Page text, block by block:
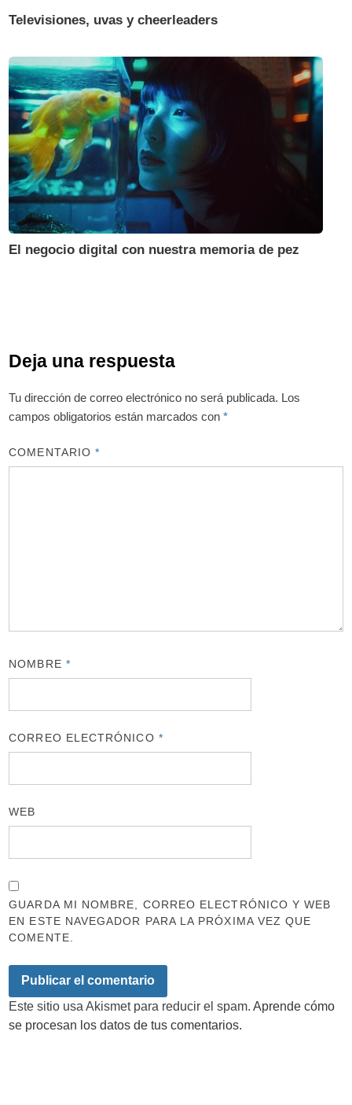
Televisiones, uvas y cheerleaders
El negocio digital con nuestra memoria de pez
Deja una respuesta
Tu dirección de correo electrónico no será publicada. Los
campos obligatorios están marcados con*
COMENTARIO*
NOMBRE *
CORREO ELECTRÓNICO *
WEB
GUARDA MI NOMBRE, CORREO ELECTRÓNICO Y WEB
EN ESTE NAVEGADOR PARA LA PRÓXIMA VEZ QUE
COMENTE.
Este sitio usa Akismet para reducir el spam.Aprende cómo
se procesan los datos de tus comentarios.